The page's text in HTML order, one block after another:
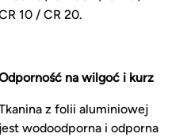
10 / CR 20.
na wilgoć i kurz
z folii aluminiowej
jest wodoodporna i odporna